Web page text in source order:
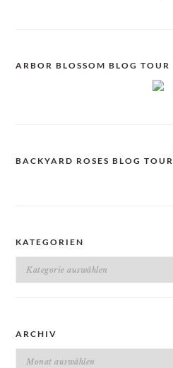
ARBOR BLOSSOM BLOG TOUR
BACKYARD ROSES BLOG TOUR
KATEGORIEN
Kategorien
ARCHIV
Archiv